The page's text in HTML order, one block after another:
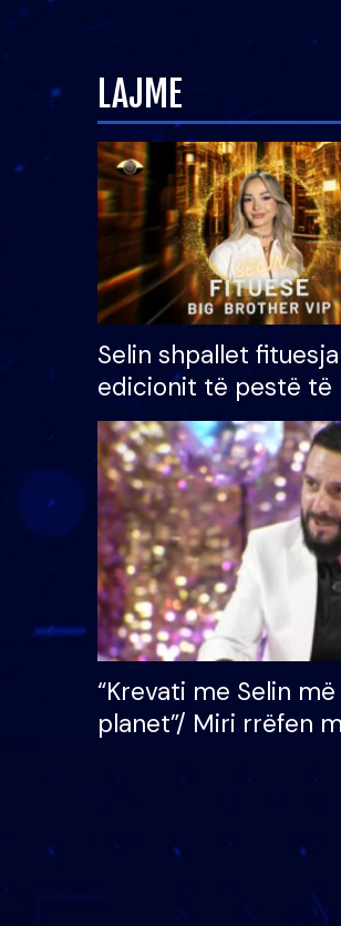
LAJME
Selin shpallet
edicionit të pestë të
Brother VIP, rrëmben
çmimin e madh prej
mijë eurosh
“Krevati me Selin
planet”/ Miri rrëfen
mungojë zilja e